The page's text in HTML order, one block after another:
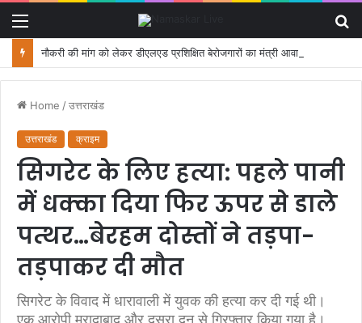
Home /उत्तराखंड
उत्तराखंड क्राइम
सिगरेट के लिए हत्या: पहले पानी
में धक्का दिया फिर ऊपर से डाले
पत्थर…बेरहम दोस्तों ने तड़पा-
तड़पाकर दी मौत
सिगरेट के विवाद में धारावाली में युवक की हत्या कर दी गई थी।
एक आरोपी मुरादाबाद और दूसरा दून से गिरफ्तार किया गया है।